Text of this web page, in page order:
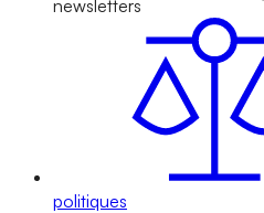
newsletters
politiques